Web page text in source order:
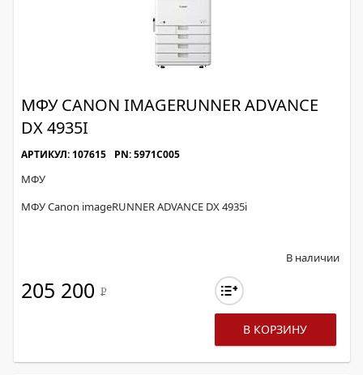
МФУ CANON IMAGERUNNER ADVANCE
DX 4935I
АРТИКУЛ: 107615 PN: 5971C005
МФУ
МФУ Canon imageRUNNER ADVANCE DX 4935i
В наличии
205 200 Р
В КОРЗИНУ